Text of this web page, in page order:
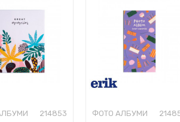
214853 ФОТО АЛБУМИ